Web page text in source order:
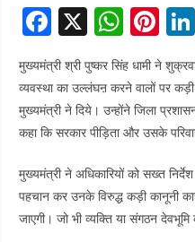
F
a
c
e
b
o
o
k
X W
at
s
A
p
p
Pi
nt
er
e
st
मुख्यमंत्री श्री पुष्कर सिंह धामी ने
व्यवस्था का उल्लंघऩ करने वालों पर कड़ी
मुख्यमंत्री ने दिये। उन्होंने जिला
कहा कि सरकार पीड़िता और उसके
मुख्यमंत्री ने अधिकारियों को सख्त
पहचान कर उनके विरुद्ध कड़ी कानूनी
जाएगी। जो भी व्यक्ति या संगठन